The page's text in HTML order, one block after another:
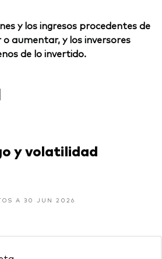
y los ingresos procedentes de
aumentar, y los inversores
de lo invertido.
y volatilidad
A 30 JUN 2026